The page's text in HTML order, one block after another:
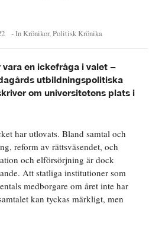
- In Krönikor,Politisk Krönika
en ickefråga i valet –
utbildningspolitiska
om universitetens plats i
har utlovats. Bland samtal och
reform av rättsväsendet, och
och elförsörjning är dock
Att statliga institutioner som
medborgare om året inte har
kan tyckas märkligt, men